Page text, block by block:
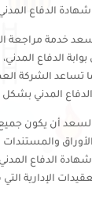
الدفاع
خدمة مراجعة
الدفاع
تساعد الشركة
المدني
أن يكون
والمستندات
الدفاع
الإدارية